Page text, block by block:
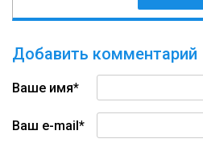
Добавить комментарий
Ваше имя*
Ваш e-mail*